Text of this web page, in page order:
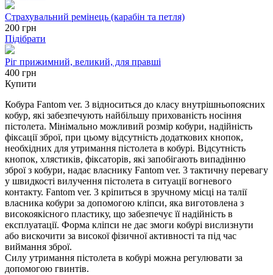
Страхувальний ремінець (карабін та петля)
200 грн
Підібрати
Ріг прижимний, великий, для правші
400 грн
Купити
Кобура Fantom ver. 3 відноситься до класу внутрішньопоясних
кобур, які забезпечують найбільшу прихованість носіння
пістолета. Мінімально можливий розмір кобури, надійність
фіксації зброї, при цьому відсутність додаткових кнопок,
необхідних для утримання пістолета в кобурі. Відсутність
кнопок, хлястиків, фіксаторів, які запобігають випадінню
зброї з кобури, надає власнику Fantom ver. 3 тактичну перевагу
у швидкості вилучення пістолета в ситуації вогневого
контакту. Fantom ver. 3 кріпиться в зручному місці на талії
власника кобури за допомогою кліпси, яка виготовлена з
високоякісного пластику, що забезпечує її надійність в
експлуатації. Форма кліпси не дає змоги кобурі вислизнути
або вискочити за високої фізичної активності та під час
виймання зброї.
Силу утримання пістолета в кобурі можна регулювати за
допомогою гвинтів.